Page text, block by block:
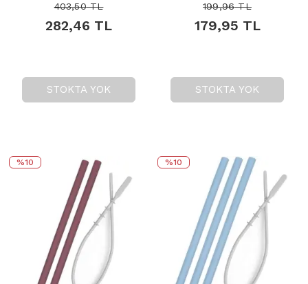
403,50TL
282,46 TL
STOKTA YOK
199,96TL
179,95 TL
STOKTA YOK
%10 %10